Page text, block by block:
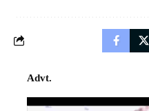
Advt.
Video